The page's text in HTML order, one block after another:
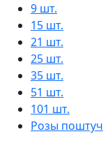
9 шт.
15 шт.
21 шт.
25 шт.
35 шт.
51 шт.
101 шт.
Розы